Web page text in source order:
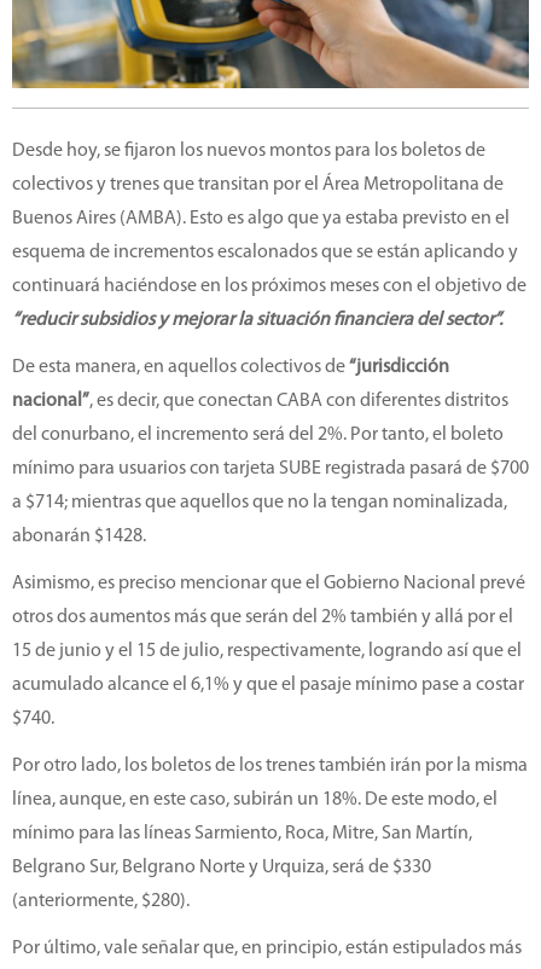
Desde hoy, se fijaron los nuevos montos para los boletos de
colectivos y trenes que transitan por el Área Metropolitana de
Buenos Aires (AMBA). Esto es algo que ya estaba previsto en el
esquema de incrementos escalonados que se están aplicando y
continuará haciéndose en los próximos meses con el objetivo de
“reducir subsidios y mejorar la situación financiera del sector”.
De esta manera, en aquellos colectivos de“jurisdicción
nacional”, es decir, que conectan CABA con diferentes distritos
del conurbano, el incremento será del 2%. Por tanto, el boleto
mínimo para usuarios con tarjeta SUBE registrada pasará de $700
a $714; mientras que aquellos que no la tengan nominalizada,
abonarán $1428.
Asimismo, es preciso mencionar que el Gobierno Nacional prevé
otros dos aumentos más que serán del 2% también y allá por el
15 de junio y el 15 de julio, respectivamente, logrando así que el
acumulado alcance el 6,1% y que el pasaje mínimo pase a costar
$740.
Por otro lado, los boletos de los trenes también irán por la misma
línea, aunque, en este caso, subirán un 18%. De este modo, el
mínimo para las líneas Sarmiento, Roca, Mitre, San Martín,
Belgrano Sur, Belgrano Norte y Urquiza, será de $330
(anteriormente, $280).
Por último, vale señalar que, en principio, están estipulados más